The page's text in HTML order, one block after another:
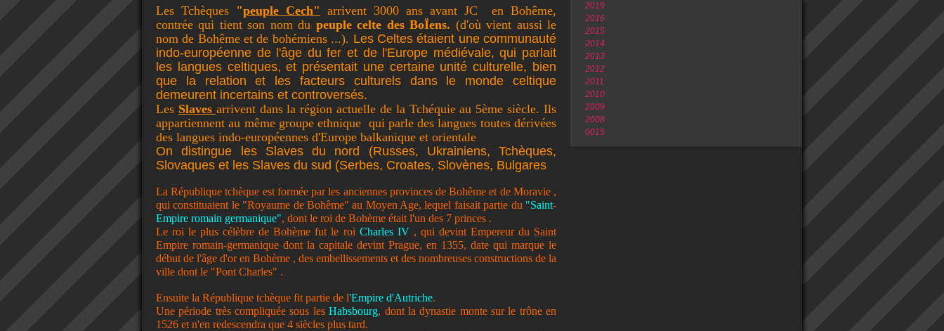
Les Tchèques "peuple Cech" arrivent 3000 ans avant JC en Bohême,
contrée qui tient son nom du peuple celte des BoÏens. (d'où vient aussi le
nom de Bohême et de bohémiens ...). Les Celtes étaient une communauté
indo-européenne de l'âge du fer et de l'Europe médiévale, qui parlait
les langues celtiques, et présentait une certaine unité culturelle, bien
que la relation et les facteurs culturels dans le monde celtique
demeurent incertains et controversés.
Les Slaves arrivent dans la région actuelle de la Tchéquie au 5ème siècle. Ils
appartiennent au même groupe ethnique qui parle des langues toutes dérivées
des langues indo-européennes d'Europe balkanique et orientale
On distingue les Slaves du nord (Russes, Ukrainiens, Tchèques,
Slovaques et les Slaves du sud (Serbes, Croates, Slovènes, Bulgares
La République tchèque est formée par les anciennes provinces de Bohême et de Moravie ,
qui constituaient le "Royaume de Bohême" au Moyen Age, lequel faisait partie du "Saint-
Empire romain germanique", dont le roi de Bohème était l'un des 7 princes .
Le roi le plus célèbre de Bohème fut le roi Charles IV, qui devint Empereur du Saint
Empire romain-germanique dont la capitale devint Prague, en 1355, date qui marque le
début de l'âge d'or en Bohème , des embellissements et des nombreuses constructions de la
ville dont le "Pont Charles" .
Ensuite la République tchèque fit partie de l'Empire d'Autriche.
Une période très compliquée sous lesHabsbourg, dont la dynastie monte sur le trône en
1526 et n'en redescendra que 4 siècles plus tard.
2019
2016
2015
2014
2013
2012
2011
2010
2009
2008
0015